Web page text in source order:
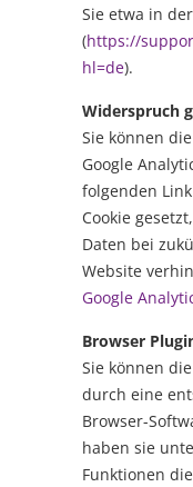
Sie etwa in
(https://
hl=de).
Widerspruch
Sie können
Google
folgenden
Cookie
Daten bei
Website
Google
Browser
Sie können
durch eine
Browser-
haben sie
Funktionen